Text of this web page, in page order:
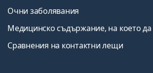
Очни заболявания
Медицинско съдържание, на което да
Сравнения на контактни лещи